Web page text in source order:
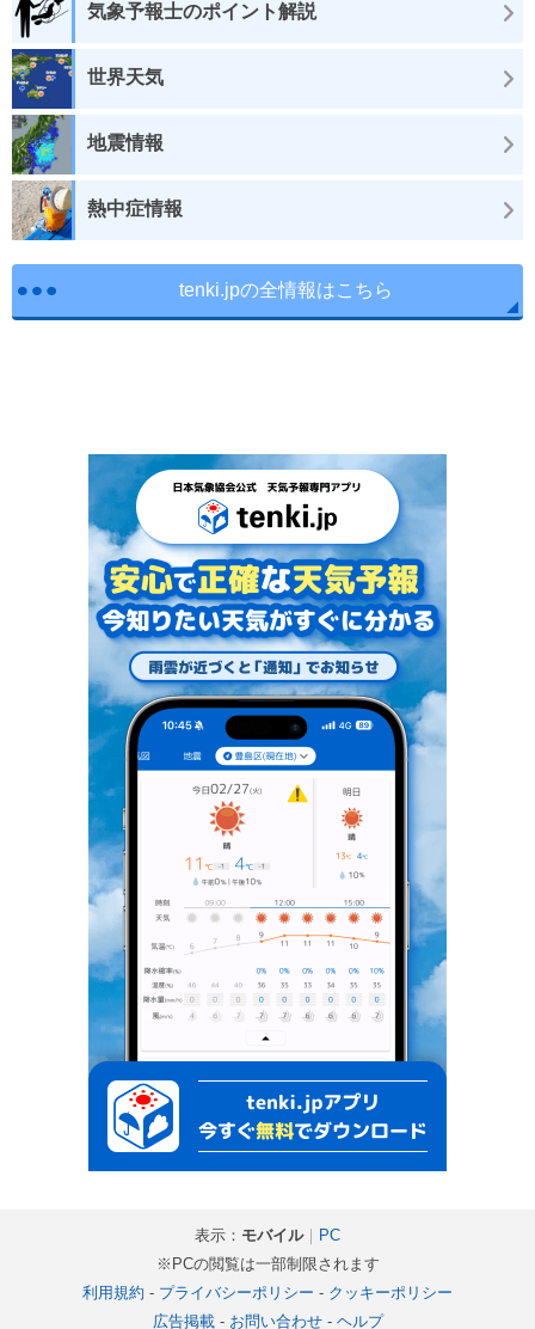
気象予報士のポイント解説
世界天気
地震情報
熱中症情報
tenki.jpの全情報はこちら
表示： モバイル｜
PC
※PCの閲覧は一部制限されます
利用規約 - プライバシーポリシー - クッキーポリシー
広告掲載- お問い合わせ- ヘルプ